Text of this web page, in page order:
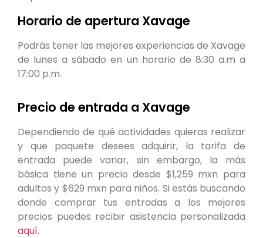
Horario de apertura Xavage
Podrás tener las mejores experiencias de Xavage
de lunes a sábado en un horario de 8:30 a.m a
17:00 p.m.
Precio de entrada a Xavage
Dependiendo de qué actividades quieras realizar
y que paquete desees adquirir, la tarifa de
entrada puede variar, sin embargo, la más
básica tiene un precio desde $1,259 mxn para
adultos y $629 mxn para niños. Si estás buscando
donde comprar tus entradas a los mejores
precios puedes recibir asistencia personalizada
aquí.